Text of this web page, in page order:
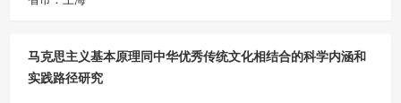
马克思主义基本原理同中华优秀传统文化相结合的科学内涵和
实践路径研究